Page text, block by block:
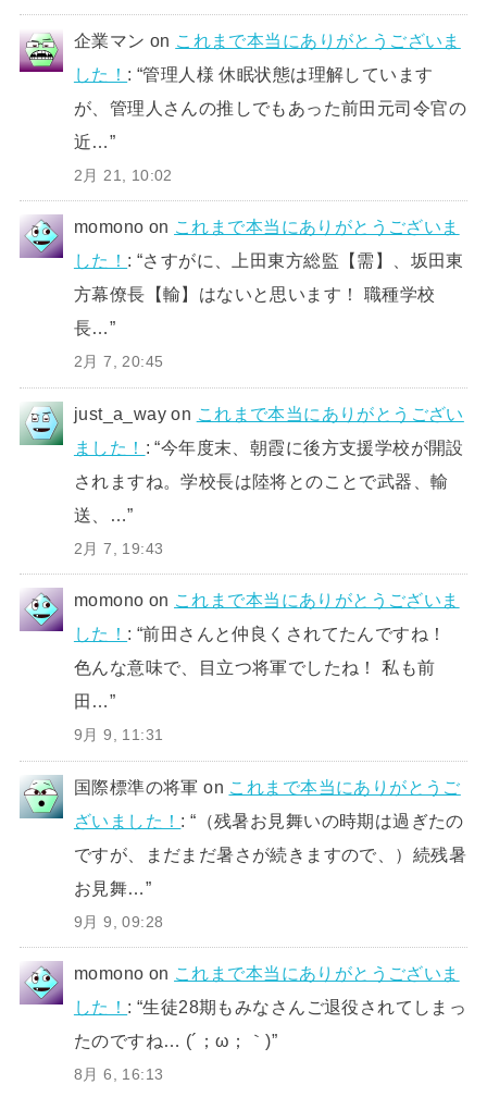
企業マン on これまで本当にありがとうございま
した！ : “管理人様 休眠状態は理解しています
が、管理人さんの推しでもあった前田元司令官の
近…”
2月 21, 10:02
momono on これまで本当にありがとうございま
した！ : “さすがに、上田東方総監【需】、坂田東
方幕僚長【輸】はないと思います！ 職種学校
長…”
2月 7, 20:45
just_a_way on これまで本当にありがとうござい
ました！ : “今年度末、朝霞に後方支援学校が開設
されますね。学校長は陸将とのことで武器、輸
送、…”
2月 7, 19:43
momono on これまで本当にありがとうございま
した！ : “前田さんと仲良くされてたんですね！
色んな意味で、目立つ将軍でしたね！ 私も前
田…”
9月 9, 11:31
国際標準の将軍 on これまで本当にありがとうご
ざいました！ : “ （残暑お見舞いの時期は過ぎたの
ですが、まだまだ暑さが続きますので、）続残暑
お見舞…”
9月 9, 09:28
momono on これまで本当にありがとうございま
した！ : “生徒28期もみなさんご退役されてしまっ
たのですね… (´；ω；｀)”
8月 6, 16:13